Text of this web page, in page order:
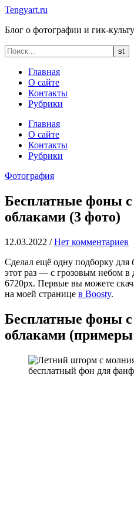
Tengyart.ru
Блог о фотографии и гик-
Главная
О сайте
Контакты
Рубрики
Главная
О сайте
Контакты
Рубрики
Фотография
Бесплатные фоны
облаками (3 фото)
12.03.2022 / Нет комментариев
Сделал ещё одну подборку для
этот раз — с грозовым небом
6720px. Первые вы можете
на моей странице в Boosty.
Бесплатные фоны
облаками